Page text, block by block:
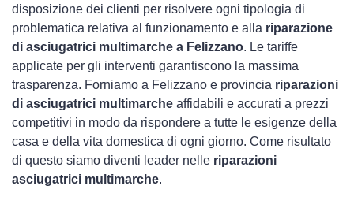
disposizione dei clienti per risolvere ogni tipologia di
problematica relativa al funzionamento e alla riparazione
di asciugatrici multimarche a Felizzano. Le tariffe
applicate per gli interventi garantiscono la massima
trasparenza. Forniamo a Felizzano e provincia riparazioni
di asciugatrici multimarche affidabili e accurati a prezzi
competitivi in modo da rispondere a tutte le esigenze della
casa e della vita domestica di ogni giorno. Come risultato
di questo siamo diventi leader nelle riparazioni
asciugatrici multimarche.